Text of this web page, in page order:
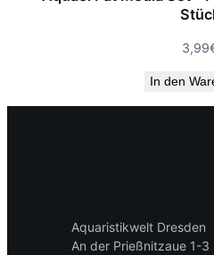
3,99
In den
Aquaristikwelt Dresden
An der Prießnitzaue 1-3